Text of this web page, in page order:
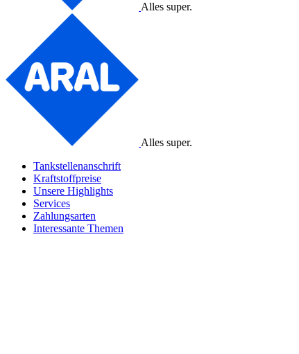
Alles super.
Alles super.
Tankstellenanschrift
Kraftstoffpreise
Unsere Highlights
Services
Zahlungsarten
Interessante Themen